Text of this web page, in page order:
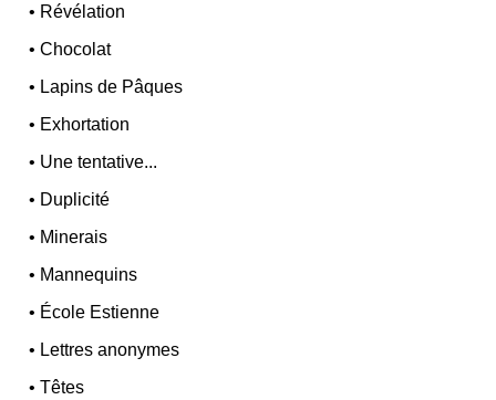
• Révélation
•Chocolat
• Lapins de Pâques
• Exhortation
• Une tentative...
• Duplicité
• Minerais
• Mannequins
• École Estienne
• Lettres anonymes
•Têtes